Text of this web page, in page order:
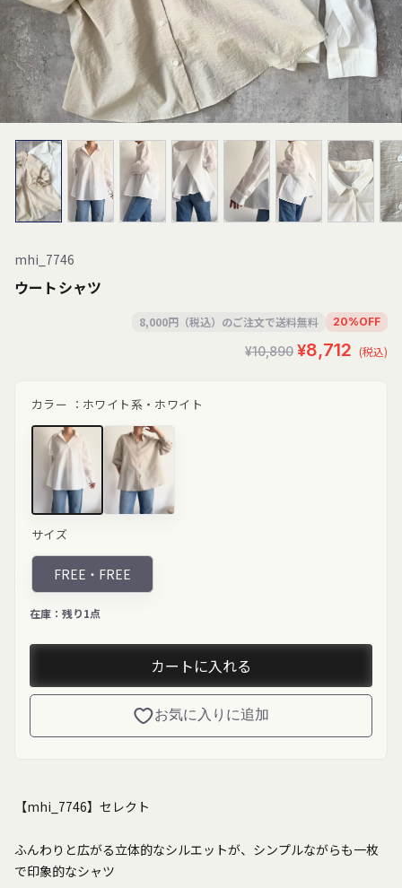
mhi_7746
ウートシャツ
8,000円（税込）のご注文で送料無料 20%OFF
¥10,890 ¥8,712 (税込)
カラー ： ホワイト系・ホワイト
class="product-
variant-
picker__image"
width="200"
height="200"
loading="lazy">
class="product-
variant-
picker__image"
width="200"
サイズ
FREE・ FREE
在庫： 残り1点
カートに入れる
お気に入りに追加
【mhi_7746】セレクト
ふんわりと広がる立体的なシルエットが、シンプルながらも一枚
で印象的なシャツ